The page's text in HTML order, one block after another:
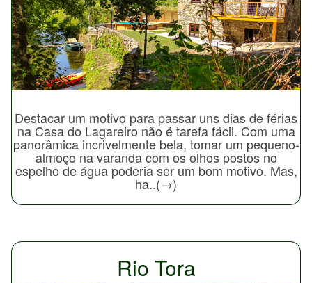
Destacar um motivo para passar uns dias de férias
na Casa do Lagareiro não é tarefa fácil. Com uma
panorâmica incrivelmente bela, tomar um pequeno-
almoço na varanda com os olhos postos no
espelho de água poderia ser um bom motivo. Mas,
ha..(→)
Rio Tora